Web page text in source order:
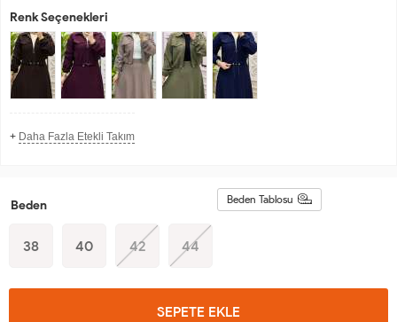
Renk Seçenekleri
+ Daha Fazla Etekli Takım
Beden Tablosu
Beden
38 40 42 44
SEPETE EKLE